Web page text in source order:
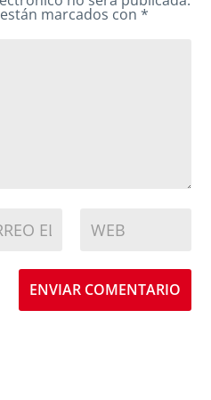
marcados con*
ENVIAR COMENTARIO